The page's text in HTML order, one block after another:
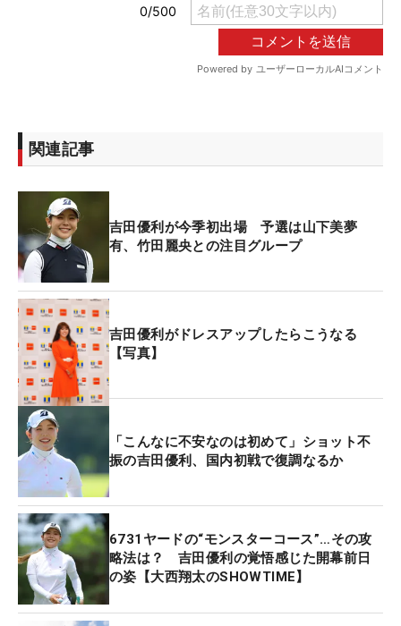
関連記事
吉田優利が今季初出場 予選は山下美夢
有、竹田麗央との注目グループ
吉田優利がドレスアップしたらこうなる
【写真】
「こんなに不安なのは初めて」ショット不
振の吉田優利、国内初戦で復調なるか
6731ヤードの“モンスターコース”…その攻
略法は？ 吉田優利の覚悟感じた開幕前日
の姿【大西翔太のSHOWTIME】